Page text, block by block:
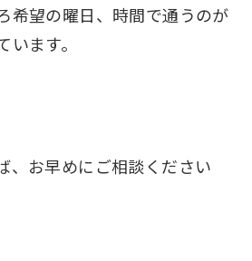
希望の曜日、時間で通うのが
ます。
、お早めにご相談ください